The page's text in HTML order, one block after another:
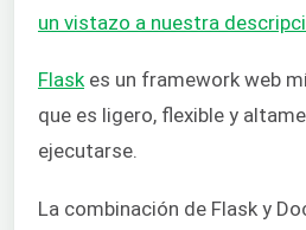
un vistazo a nuestra
Flaskes un framework web
que es ligero, flexible y
ejecutarse.
La combinación de Flask y